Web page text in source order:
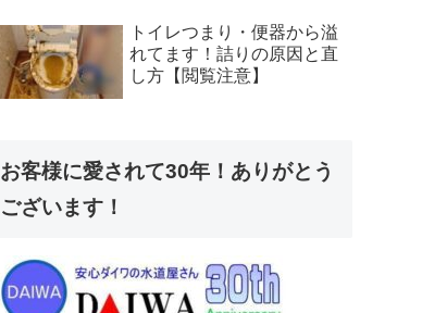
トイレつまり・便器から溢
れてます！詰りの原因と直
し方【閲覧注意】
お客様に愛されて30年！ありがとう
ございます！